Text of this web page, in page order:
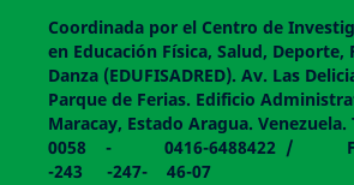
Coordinada por el Centro de
en Educación Física, Salud, Deporte,
Danza (EDUFISADRED). Av. Las
Parque de Ferias. Edificio
Maracay, Estado Aragua.
0058 - 0416-6488422 /
-243 -247- 46-07